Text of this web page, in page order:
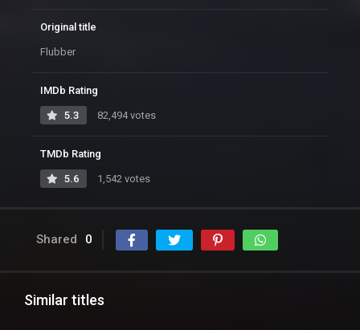
Original title
Flubber
IMDb Rating
5.3 82,494 votes
TMDb Rating
5.6 1,542 votes
Shared 0
Similar titles